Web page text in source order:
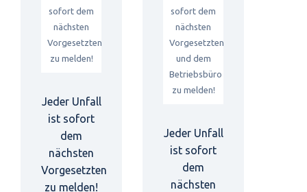
Jeder Unfall
ist sofort
dem
nächsten
Vorgesetzten
zu melden!
Jeder Unfall
ist sofort
dem
nächsten